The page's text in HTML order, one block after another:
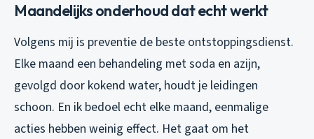
Maandelijks onderhoud dat echt werkt
Volgens mij is preventie de beste ontstoppingsdienst.
Elke maand een behandeling met soda en azijn,
gevolgd door kokend water, houdt je leidingen
schoon. En ik bedoel echt elke maand, eenmalige
acties hebben weinig effect. Het gaat om het